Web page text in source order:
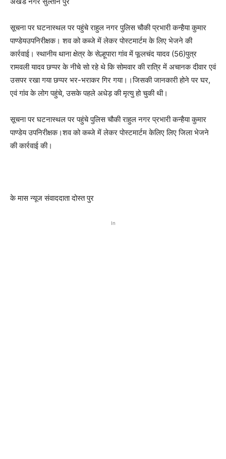
सूचना पर घटनास्थल पर पहुंचे राहुल नगर पुलिस चौकी प्रभारी कन्हैया कुमार
पाण्डेयउपनिरीक्षक। शव को कब्जे में लेकर पोस्टमार्टम के लिए भेजने की
कार्रवाई। स्थानीय थाना क्षेत्र के सेल्हूपारा गांव में फूलचंद यादव (56)पुत्र
रामवली यादव छप्पर के नीचे सो रहे थे कि सोमवार की रात्रि में अचानक दीवार एवं
उसपर रखा गया छप्पर भर-भराकर गिर गया।।जिसकी जानकारी होने पर घर,
एवं गांव के लोग पहुंचे, उसके पहले अधेड़ की मृत्यु हो चुकी थी।
सूचना पर घटनास्थल पर पहुंचे पुलिस चौकी राहुल नगर प्रभारी कन्हैया कुमार
पाण्डेय उपनिरीक्षक।शव को कब्जे में लेकर पोस्टमार्टम केलिए लिए जिला भेजने
की कार्रवाई की।
के मास न्यूज संवाददाता दोस्त पुर
In